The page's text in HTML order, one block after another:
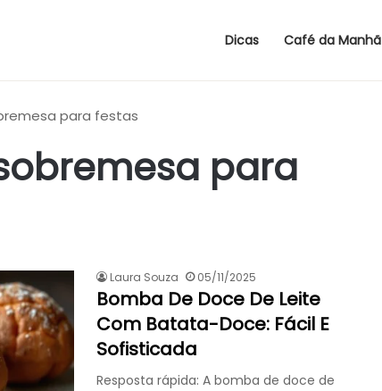
Dicas Café da Manhã
para festas
para
Laura Souza 05/11/2025
Bomba De Doce De Leite
Com Batata-Doce: Fácil E
Sofisticada
Resposta rápida: A bomba de doce de